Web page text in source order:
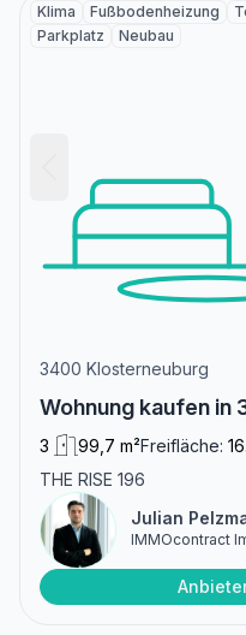
Klima Fußbodenheizung
Parkplatz
Neubau
3400 Klosterneuburg
Wohnung kaufen in
3 99,7 m²Freifläche:
THE RISE 196
Julian
IMMOcontract